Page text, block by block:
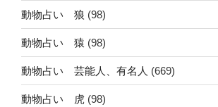
動物占い 狼 (98)
動物占い 猿 (98)
動物占い 芸能人、有名人 (669)
動物占い 虎 (98)